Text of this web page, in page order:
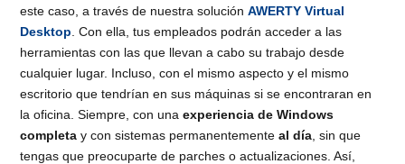
este caso, a través de nuestra soluciónAWERTY Virtual
Desktop . Con ella, tus empleados podrán acceder a las
herramientas con las que llevan a cabo su trabajo desde
cualquier lugar. Incluso, con el mismo aspecto y el mismo
escritorio que tendrían en sus máquinas si se encontraran en
la oficina. Siempre, con unaexperiencia de Windows
completa y con sistemas permanentementeal día , sin que
tengas que preocuparte de parches o actualizaciones. Así,